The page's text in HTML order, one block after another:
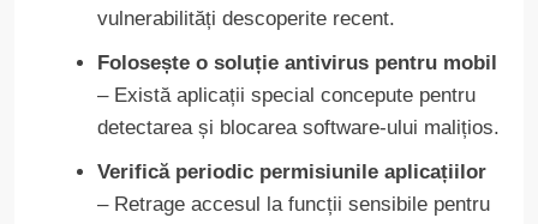
vulnerabilități descoperite recent.
Folosește o soluție antivirus pentru mobil
– Există aplicații special concepute pentru
detectarea și blocarea software-ului malițios.
Verifică periodic permisiunile aplicațiilor
– Retrage accesul la funcții sensibile pentru